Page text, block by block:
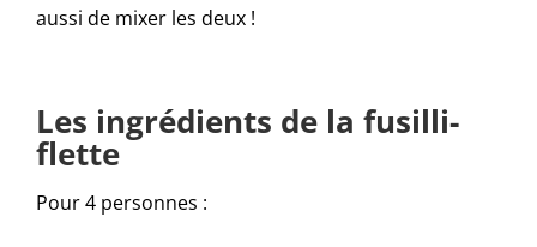
aussi de mixer les deux !
Les ingrédients de la fusilli-
flette
Pour 4 personnes :